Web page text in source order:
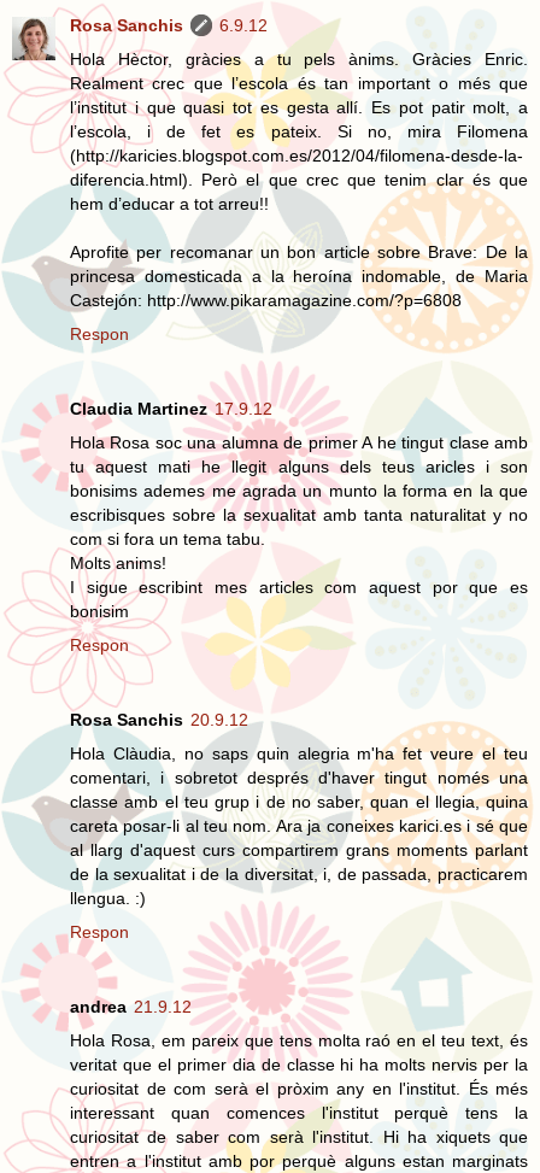
Rosa Sanchis
6.9.12
Hola Hèctor, gràcies a tu pels ànims. Gràcies Enric.
Realment crec que l’escola és tan important o més que
l’institut i que quasi tot es gesta allí. Es pot patir molt, a
l’escola, i de fet es pateix. Si no, mira Filomena
(http://karicies.blogspot.com.es/2012/04/filomena-desde-la-
diferencia.html). Però el que crec que tenim clar és que
hem d’educar a tot arreu!!
Aprofite per recomanar un bon article sobre Brave: De la
princesa domesticada a la heroína indomable, de Maria
Castejón: http://www.pikaramagazine.com/?p=6808
Respon
Claudia Martinez 17.9.12
Hola Rosa soc una alumna de primer A he tingut clase amb
tu aquest mati he llegit alguns dels teus aricles i son
bonisims ademes me agrada un munto la forma en la que
escribisques sobre la sexualitat amb tanta naturalitat y no
com si fora un tema tabu.
Molts anims!
I sigue escribint mes articles com aquest por que es
bonisim
Respon
Rosa Sanchis 20.9.12
Hola Clàudia, no saps quin alegria m'ha fet veure el teu
comentari, i sobretot després d'haver tingut només una
classe amb el teu grup i de no saber, quan el llegia, quina
careta posar-li al teu nom. Ara ja coneixes karici.es i sé que
al llarg d'aquest curs compartirem grans moments parlant
de la sexualitat i de la diversitat, i, de passada, practicarem
llengua. :)
Respon
andrea 21.9.12
Hola Rosa, em pareix que tens molta raó en el teu text, és
veritat que el primer dia de classe hi ha molts nervis per la
curiositat de com serà el pròxim any en l'institut. És més
interessant quan comences l'institut perquè tens la
curiositat de saber com serà l'institut. Hi ha xiquets que
entren a l'institut amb por perquè alguns estan marginats